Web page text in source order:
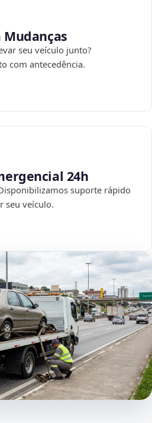
seu veículo junto?
com antecedência.
24h
suporte rápido
seu veículo.